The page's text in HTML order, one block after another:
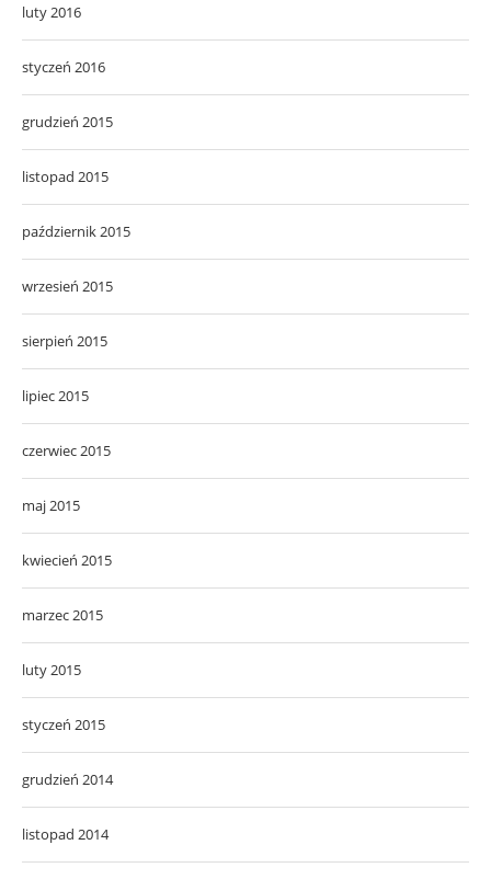
luty 2016
styczeń 2016
grudzień 2015
listopad 2015
październik 2015
wrzesień 2015
sierpień 2015
lipiec 2015
czerwiec 2015
maj 2015
kwiecień 2015
marzec 2015
luty 2015
styczeń 2015
grudzień 2014
listopad 2014